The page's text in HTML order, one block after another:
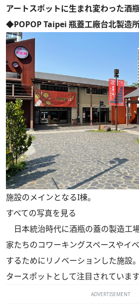
アートスポットに生まれ変わった酒
◆POPOP Taipei 瓶蓋工廠台北製造
施設のメインとなるI棟。
すべての写真を見る
日本統治時代に酒瓶の蓋の製造工
家たちのコワーキングスペースやイ
するためにリノベーションした施設
タースポットとして注目されています
ADVERTISEMENT